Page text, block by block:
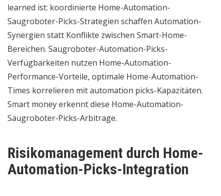
learned ist: koordinierte Home-Automation-
Saugroboter-Picks-Strategien schaffen Automation-
Synergien statt Konflikte zwischen Smart-Home-
Bereichen. Saugroboter-Automation-Picks-
Verfügbarkeiten nutzen Home-Automation-
Performance-Vorteile, optimale Home-Automation-
Times korrelieren mit automation picks-Kapazitäten.
Smart money erkennt diese Home-Automation-
Saugroboter-Picks-Arbitrage.
Risikomanagement durch Home-
Automation-Picks-Integration